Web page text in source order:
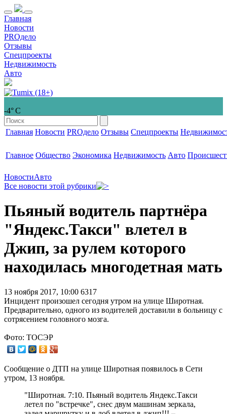
Главная
Новости
PROдело
Отзывы
Спецпроекты
Недвижимость
Авто
-4° С
Главная Новости PROдело Отзывы Спецпроекты
Главное Общество Экономика Недвижимость Авто
НовостиАвто
Все новости этой рубрики
Пьяный водитель партнёра
"Яндекс.Такси" влетел в
Джип, за рулем которого
находилась многодетная мать
13 ноября 2017, 10:00 6317
Инцидент произошел сегодня утром на улице Широтная.
Предварительно, одного из водителей доставили в больницу с
сотрясением головного мозга.
Фото: ТОСЭР
Сообщение о ДТП на улице Широтная появилось в Сети
утром, 13 ноября.
"Широтная. 7:10. Пьяный водитель Яндекс.Такси
летел по "встречке", снес двум машинам зеркала,